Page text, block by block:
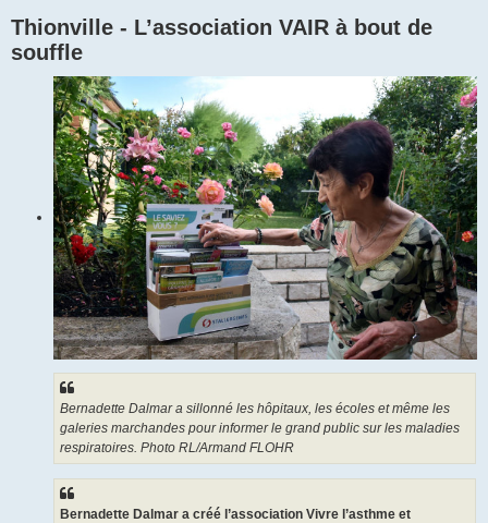
Thionville - L’association VAIR à bout de
souffle
Bernadette Dalmar a sillonné les hôpitaux, les écoles et même les
galeries marchandes pour informer le grand public sur les maladies
respiratoires. Photo RL/Armand FLOHR
Bernadette Dalmar a créé l’association Vivre l’asthme et